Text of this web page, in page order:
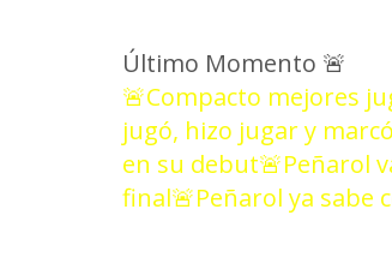
Último Momento 🚨
🚨Compacto mejores
jugó, hizo jugar y
en su debut🚨Peñarol
final🚨Peñarol ya sabe